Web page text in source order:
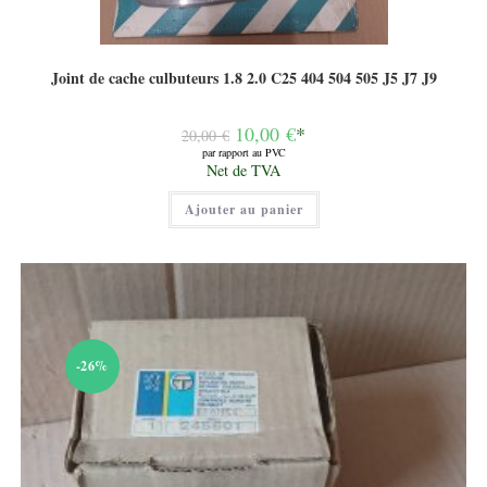
Joint de cache culbuteurs 1.8 2.0 C25 404 504 505 J5 J7 J9
20,00€ Le
prix
initial
était :
20,00 €.
10,00 €*
par rapport au PVC
Le
prix
actuel
est :
10,00 €.
Net de TVA
Ajouter au panier
-26%